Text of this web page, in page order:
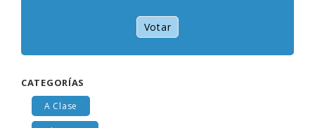
Votar
CATEGORÍAS
A Clase